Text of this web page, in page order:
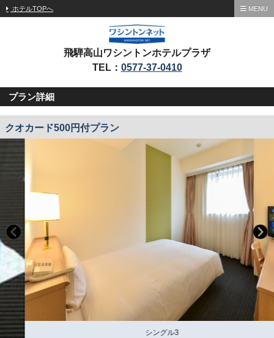
ホテルTOPへ MENU
飛騨高山ワシントンホテルプラザ
TEL： 0577-37-0410
プラン詳細
クオカード500円付プラン
シングル3